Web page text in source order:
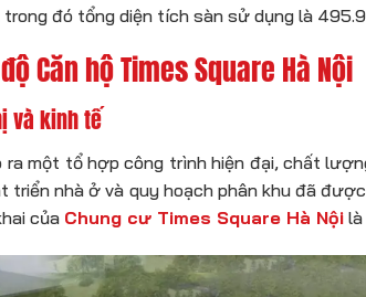
đó tổng diện tích sàn sử dụng là
Căn hộ Times Square Hà Nội
và kinh tế
một tổ hợp công trình hiện đại, chất
triển nhà ở và quy hoạch phân khu đã
của Chung cư Times Square Hà Nội